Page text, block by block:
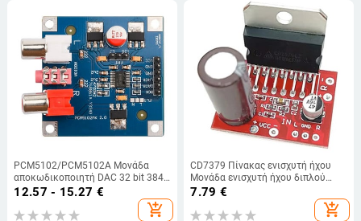
PCM5102/PCM5102A Μονάδα
αποκωδικοποιητή DAC 32 bit 384K
PCM5102 DAC Αναλυτής
αποκωδικοποιητή Decodificador
12.57 - 15.27 €
add_shopping_cart
CD7379 Πίνακας ενισχυτή ήχου
Μονάδα ενισχυτή ήχου διπλού
καναλιού DC 9V-15V 38W+38W
Στερεοφωνικός ενισχυτής υψηλής
ισχύος για ηχεία
7.79 €
add_shopping_cart